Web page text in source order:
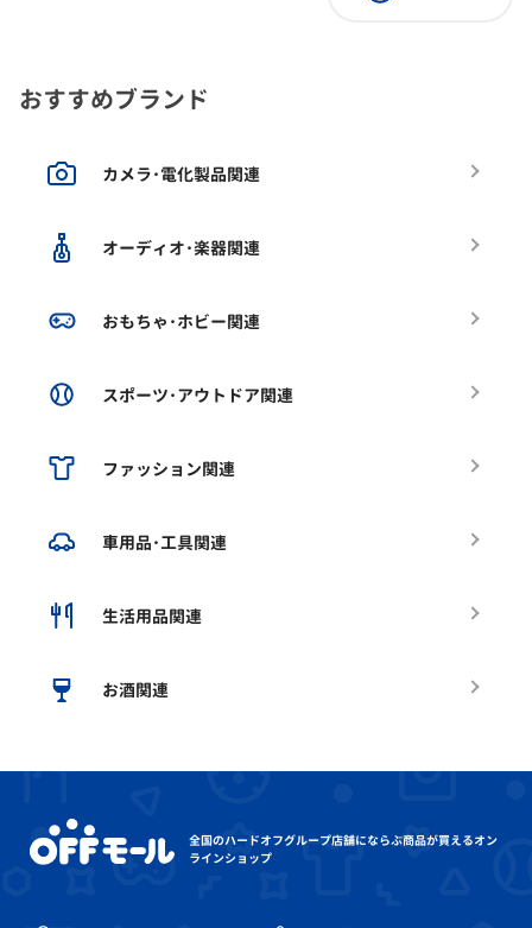
おすすめブランド
カメラ･電化製品関連
オーディオ･楽器関連
おもちゃ･ホビー関連
スポーツ･アウトドア関連
ファッション関連
車用品･工具関連
生活用品関連
お酒関連
全国のハードオフグループ店舗にならぶ商品が買えるオン
ラインショップ